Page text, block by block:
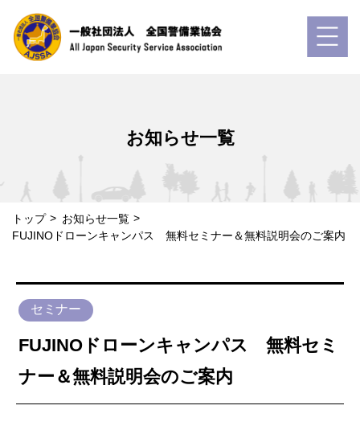
お知らせ一覧
トップ
お知らせ一覧
FUJINOドローンキャンパス 無料セミナー＆無料説明会のご案内
セミナー
FUJINOドローンキャンパス 無料セミ
ナー＆無料説明会のご案内